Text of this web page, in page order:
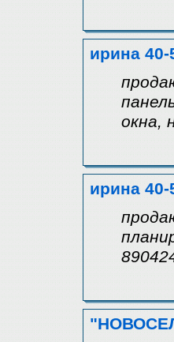
ирина 40-
окна,
ирина 40-